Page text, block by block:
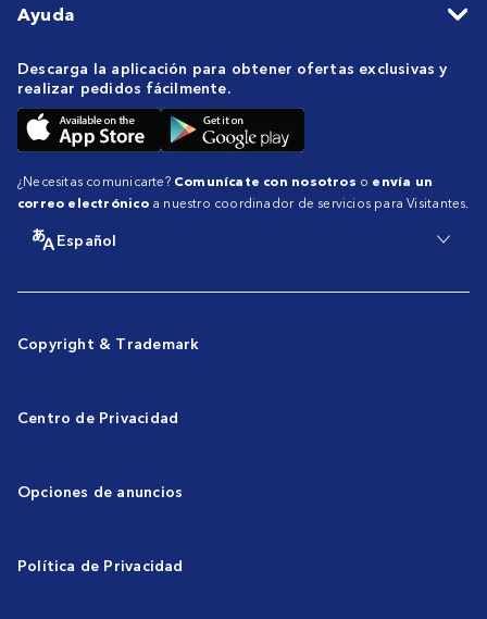
Ayuda
Descarga la aplicación para obtener ofertas exclusivas y
realizar pedidos fácilmente.
¿Necesitas comunicarte? Comunícate con nosotros o envía un
correo electrónicoa nuestro coordinador de servicios para Visitantes.
Español
Copyright & Trademark
Centro de Privacidad
Opciones de anuncios
Política de Privacidad